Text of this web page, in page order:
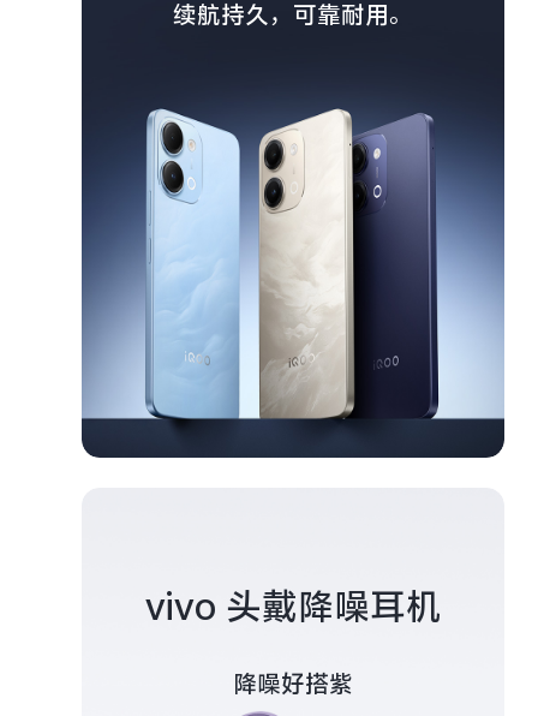
续航持久，可靠耐用。
vivo 头戴降噪耳机
降噪好搭紫